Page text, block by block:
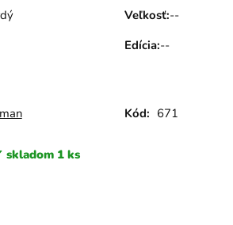
Veľkosť:--
Edícia:--
Kód: 671
skladom 1 ks